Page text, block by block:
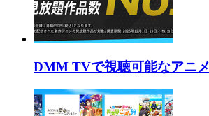
DMM TVで視聴可能なアニ